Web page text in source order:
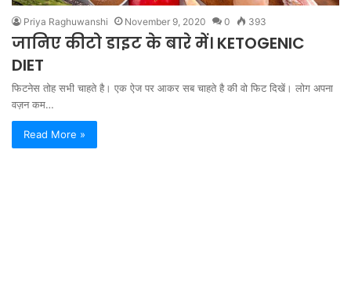
Priya Raghuwanshi November 9, 2020 0 393
जानिए कीटो डाइट के बारे में। KETOGENIC
DIET
फिटनेस तोह सभी चाहते है। एक ऐज पर आकर सब चाहते है की वो फिट दिखें। लोग अपना
वज़न कम…
Read More »